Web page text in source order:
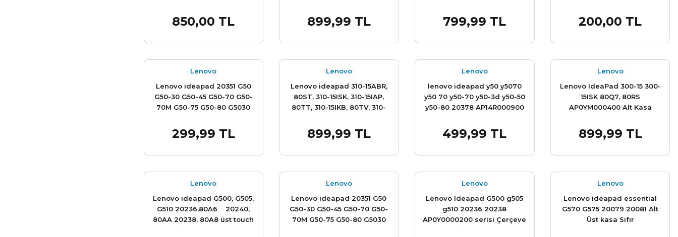
850,00 TL
Sepete Ekle 899,99 TL
Sepete Ekle 799,99 TL
Sepete Ekle 200,00 TL
Sepete Ekle
Lenovo
Lenovo ideapad 20351 G50
G50-30 G50-45 G50-70 G50-
70M G50-75 G50-80 G5030
70 Z50-75 20354
AP0TH000200 serisi Çerçeve
299,99 TL
Sepete Ekle
Lenovo
Lenovo ideapad 310-15ABR,
80ST, 310-15ISK, 310-15IAP,
80TT, 310-15IKB, 80TV, 310-
AP10T000700, 5CD0135822,
AP10T000C00, 510-15ISK,
899,99 TL
Sepete Ekle
Lenovo
lenovo ideapad y50 y5070
y50 70 y50-70 y50-3d y50-50
y50-80 20378 AP14R000900
499,99 TL
Sepete Ekle
Lenovo
Lenovo IdeaPad 300-15 300-
15ISK 80Q7, 80RS
AP0YM000400 Alt Kasa
899,99 TL
Sepete Ekle
Lenovo
Lenovo ideapad G500, G505,
G510 20236,80A6 20240,
80AA 20238, 80A8 üst touch
Lenovo
Lenovo ideapad 20351 G50
G50-30 G50-45 G50-70 G50-
70M G50-75 G50-80 G5030
Lenovo
Lenovo Ideapad G500 g505
g510 20236 20238
AP0Y0000200 serisi Çerçeve
Lenovo
Lenovo ideapad essential
G570 G575 20079 20081 Alt
Üst kasa Sıfır